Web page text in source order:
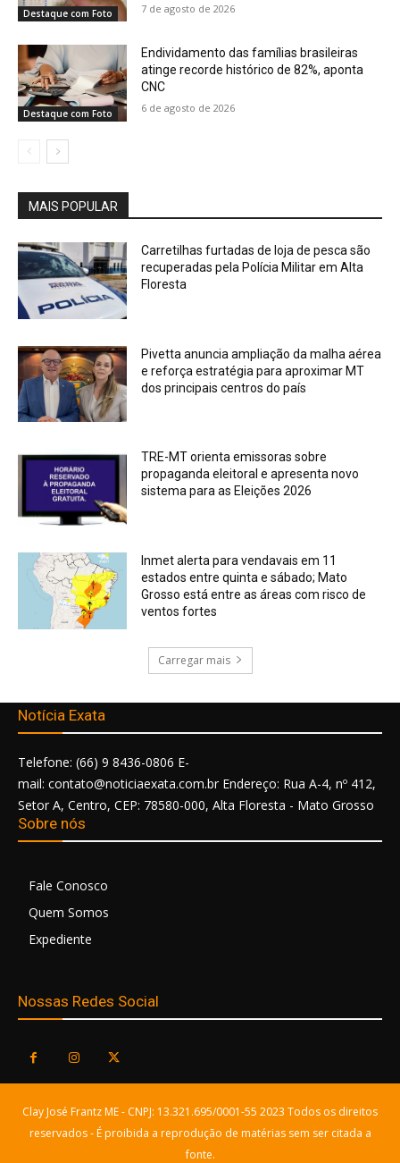
Destaque com Foto 7 de agosto de 2026
Destaque com Foto
Endividamento das famílias brasileiras
atinge recorde histórico de 82%, aponta
CNC
6 de agosto de 2026
MAIS POPULAR
Carretilhas furtadas de loja de pesca são
recuperadas pela Polícia Militar em Alta
Floresta
Pivetta anuncia ampliação da malha aérea
e reforça estratégia para aproximar MT
dos principais centros do país
TRE-MT orienta emissoras sobre
propaganda eleitoral e apresenta novo
sistema para as Eleições 2026
Inmet alerta para vendavais em 11
estados entre quinta e sábado; Mato
Grosso está entre as áreas com risco de
ventos fortes
Carregar mais
Notícia Exata
Telefone: (66) 9 8436-0806 E-
mail: contato@noticiaexata.com.br Endereço: Rua A-4, nº 412,
Setor A, Centro, CEP: 78580-000, Alta Floresta - Mato Grosso
Sobre nós
Fale Conosco
Quem Somos
Expediente
Nossas Redes Social
Clay José Frantz ME - CNPJ: 13.321.695/0001-55 2023 Todos os direitos
reservados - É proibida a reprodução de matérias sem ser citada a
fonte.